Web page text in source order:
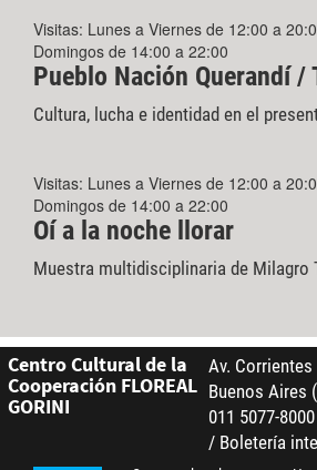
Visitas: Lunes a Viernes de 12:00 a
Domingos de 14:00 a 22:00
Pueblo Nación Querandí /
Cultura, lucha e identidad en el
Visitas: Lunes a Viernes de 12:00 a
Domingos de 14:00 a 22:00
Oí a la noche llorar
Muestra multidisciplinaria de Milagro
Centro Cultural de la
Cooperación FLOREAL
GORINI
Av. Corrientes
Buenos Aires
011 5077-
/ Boletería